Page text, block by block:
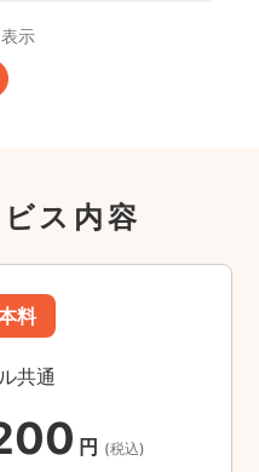
示
ス内容
料
共通
円 (税込)